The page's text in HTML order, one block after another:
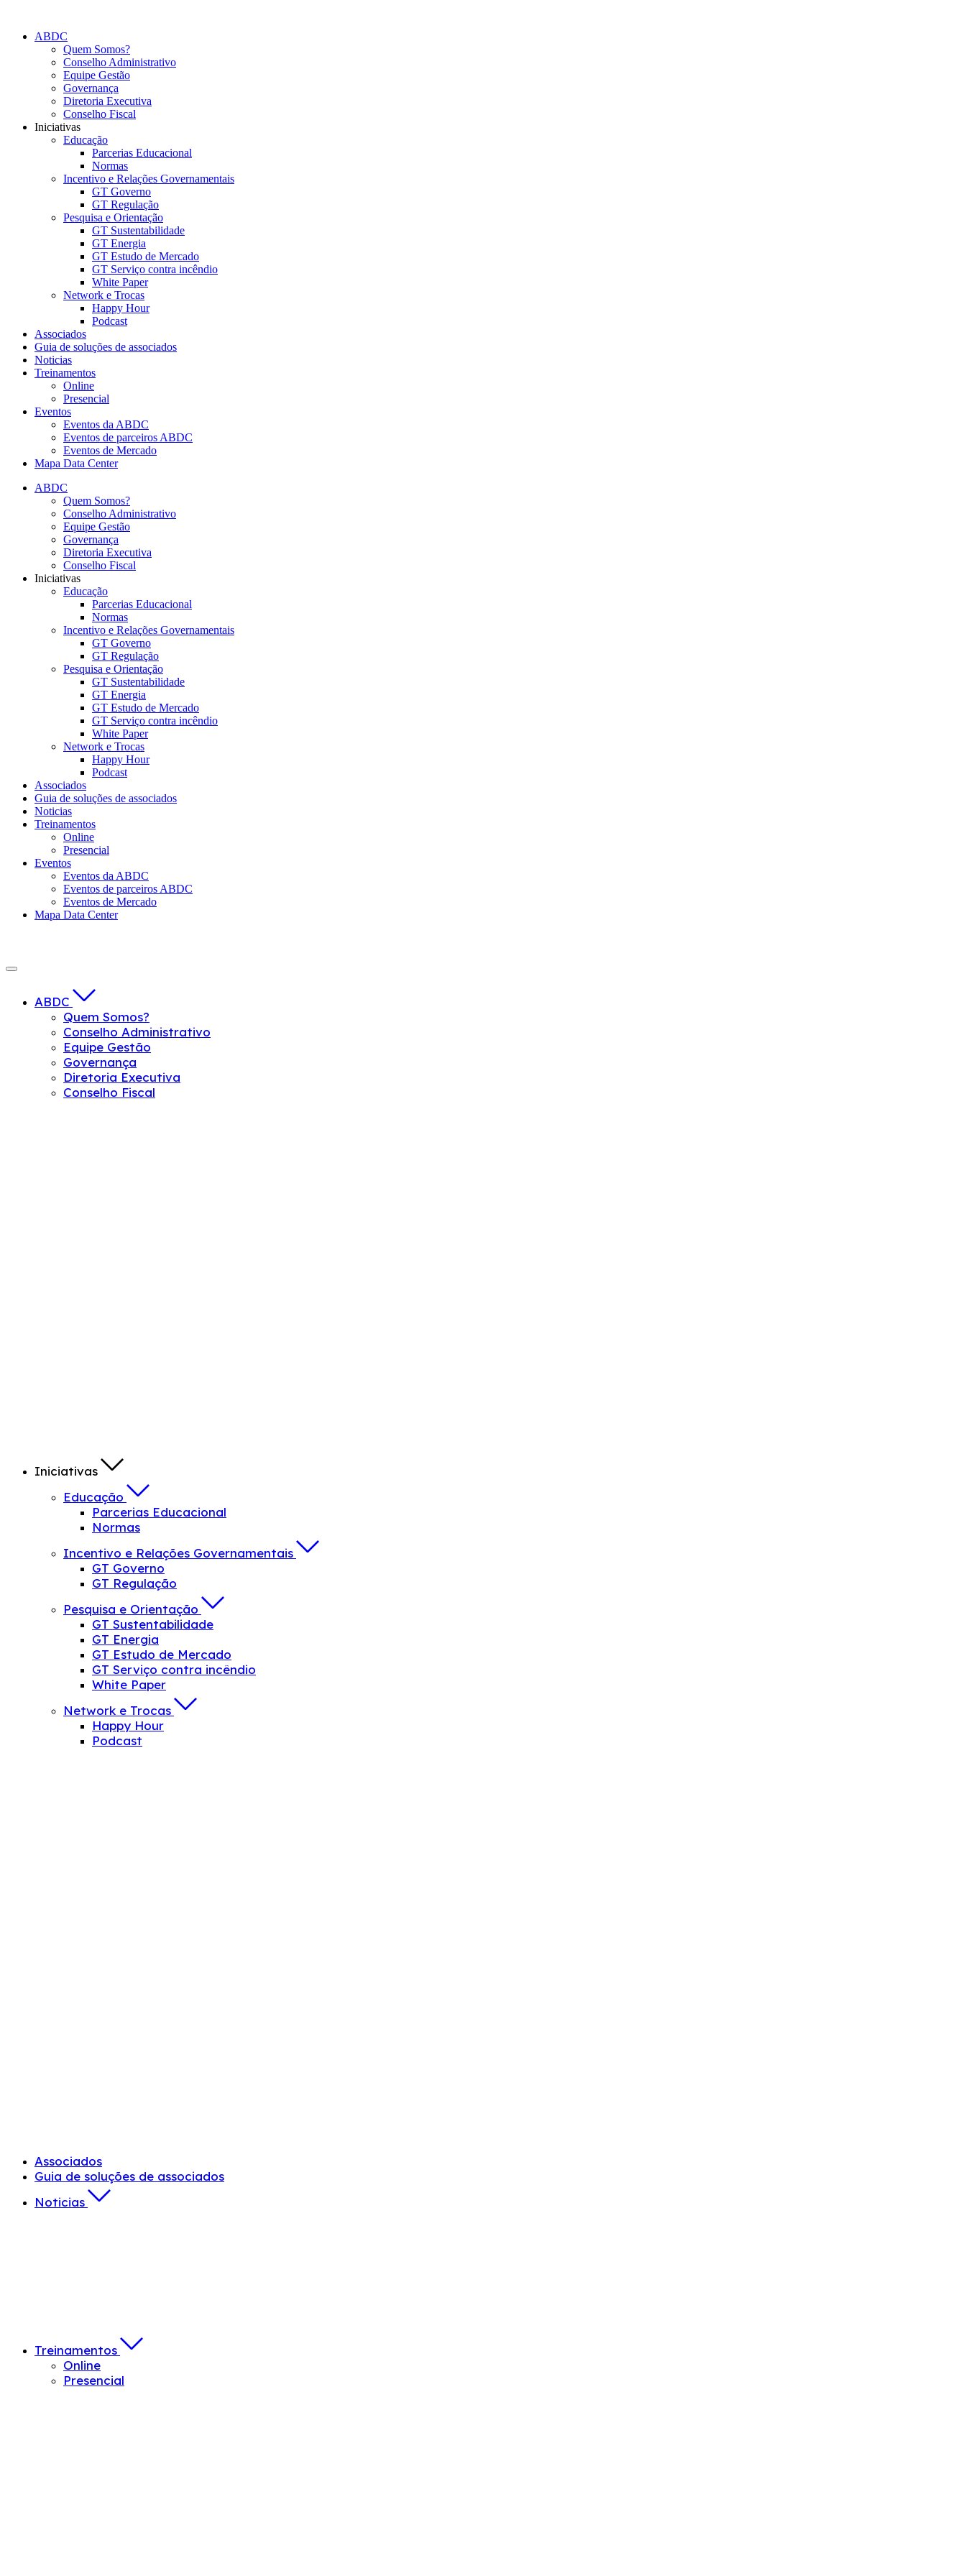
ABDC
Quem Somos?
Conselho Administrativo
Equipe Gestão
Governança
Diretoria Executiva
Conselho Fiscal
Iniciativas
Educação
Parcerias Educacional
Normas
Incentivo e Relações Governamentais
GT Governo
GT Regulação
Pesquisa e Orientação
GT Sustentabilidade
GT Energia
GT Estudo de Mercado
GT Serviço contra incêndio
White Paper
Network e Trocas
Happy Hour
Podcast
Associados
Guia de soluções de associados
Noticias
Treinamentos
Online
Presencial
Eventos
Eventos da ABDC
Eventos de parceiros ABDC
Eventos de Mercado
Mapa Data Center
ABDC
Quem Somos?
Conselho Administrativo
Equipe Gestão
Governança
Diretoria Executiva
Conselho Fiscal
Iniciativas
Educação
Parcerias Educacional
Normas
Incentivo e Relações Governamentais
GT Governo
GT Regulação
Pesquisa e Orientação
GT Sustentabilidade
GT Energia
GT Estudo de Mercado
GT Serviço contra incêndio
White Paper
Network e Trocas
Happy Hour
Podcast
Associados
Guia de soluções de associados
Noticias
Treinamentos
Online
Presencial
Eventos
Eventos da ABDC
Eventos de parceiros ABDC
Eventos de Mercado
Mapa Data Center
ABDC
Quem Somos?
Conselho Administrativo
Equipe Gestão
Governança
Diretoria Executiva
Conselho Fiscal
Iniciativas
Educação
Parcerias Educacional
Normas
Incentivo e Relações Governamentais
GT Governo
GT Regulação
Pesquisa e Orientação
GT Sustentabilidade
GT Energia
GT Estudo de Mercado
GT Serviço contra incêndio
White Paper
Network e Trocas
Happy Hour
Podcast
Associados
Guia de soluções de associados
Noticias
Treinamentos
Online
Presencial